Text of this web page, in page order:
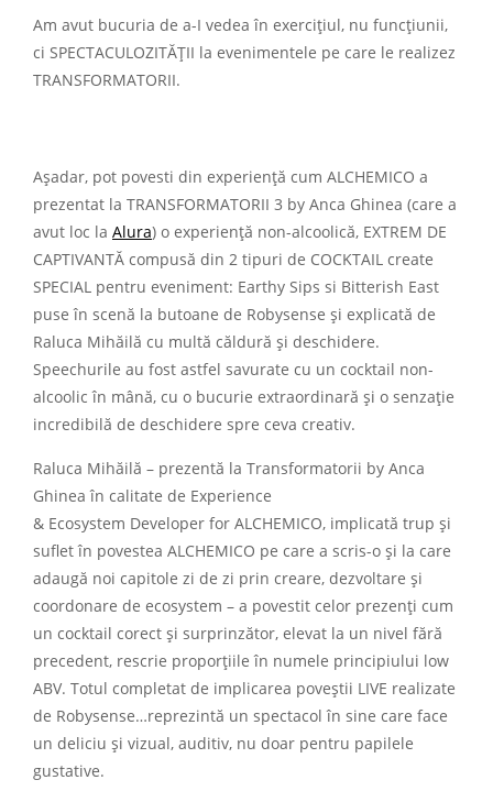
Am avut bucuria de a-I vedea în exercițiul, nu funcțiunii,
ci SPECTACULOZITĂȚII la evenimentele pe care le realizez
TRANSFORMATORII.
Așadar, pot povesti din experiență cum ALCHEMICO a
prezentat la TRANSFORMATORII 3 by Anca Ghinea (care a
avut loc la Alura) o experiență non-alcoolică, EXTREM DE
CAPTIVANTĂ compusă din 2 tipuri de COCKTAIL create
SPECIAL pentru eveniment: Earthy Sips si Bitterish East
puse în scenă la butoane de Robysense și explicată de
Raluca Mihăilă cu multă căldură și deschidere.
Speechurile au fost astfel savurate cu un cocktail non-
alcoolic în mână, cu o bucurie extraordinară și o senzație
incredibilă de deschidere spre ceva creativ.
Raluca Mihăilă – prezentă la Transformatorii by Anca
Ghinea în calitate de Experience
& Ecosystem Developer for ALCHEMICO, implicată trup și
suflet în povestea ALCHEMICO pe care a scris-o și la care
adaugă noi capitole zi de zi prin creare, dezvoltare și
coordonare de ecosystem – a povestit celor prezenți cum
un cocktail corect și surprinzător, elevat la un nivel fără
precedent, rescrie proporțiile în numele principiului low
ABV. Totul completat de implicarea poveștii LIVE realizate
de Robysense…reprezintă un spectacol în sine care face
un deliciu și vizual, auditiv, nu doar pentru papilele
gustative.